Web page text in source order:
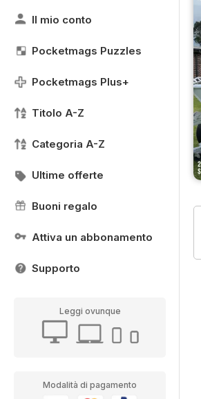
Il mio conto
Pocketmags Puzzles
Pocketmags Plus+
Titolo A-Z
Categoria A-Z
Ultime offerte
Buoni regalo
Attiva un abbonamento
Supporto
Leggi ovunque
Modalità di pagamento